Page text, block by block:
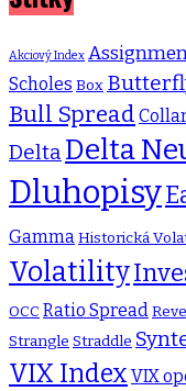
Akciový Index
Scholes Box
Bull Spread
Delta Delta
Dluhopisy
Gamma Historická
Volatility
OCC Ratio Spread
Strangle Straddle
VIX Index VIX